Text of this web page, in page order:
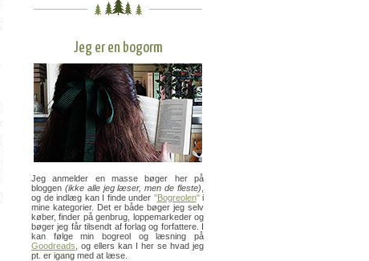
Jeg er en bogorm
Jeg anmelder en masse bøger her på
bloggen (ikke alle jeg læser, men de fleste)
og de indlæg kan I finde under "Bogreolen"i
mine kategorier. Det er både bøger jeg selv
køber, finder på genbrug, loppemarkeder og
bøger jeg får tilsendt af forlag og forfattere. I
kan følge min bogreol og læsning på
Goodreads , og ellers kan I her se hvad jeg
pt. er igang med at læse.